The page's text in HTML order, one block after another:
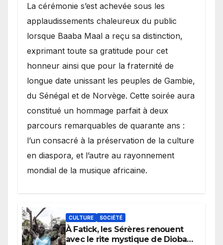
​La cérémonie s’est achevée sous les
applaudissements chaleureux du public
lorsque Baaba Maal a reçu sa distinction,
exprimant toute sa gratitude pour cet
honneur ainsi que pour la fraternité de
longue date unissant les peuples de Gambie,
du Sénégal et de Norvège. Cette soirée aura
constitué un hommage parfait à deux
parcours remarquables de quarante ans :
l’un consacré à la préservation de la culture
en diaspora, et l’autre au rayonnement
mondial de la musique africaine.
CULTURE SOCIÉTÉ
À Fatick, les Sérères renouent
avec le rite mystique de Diobaye